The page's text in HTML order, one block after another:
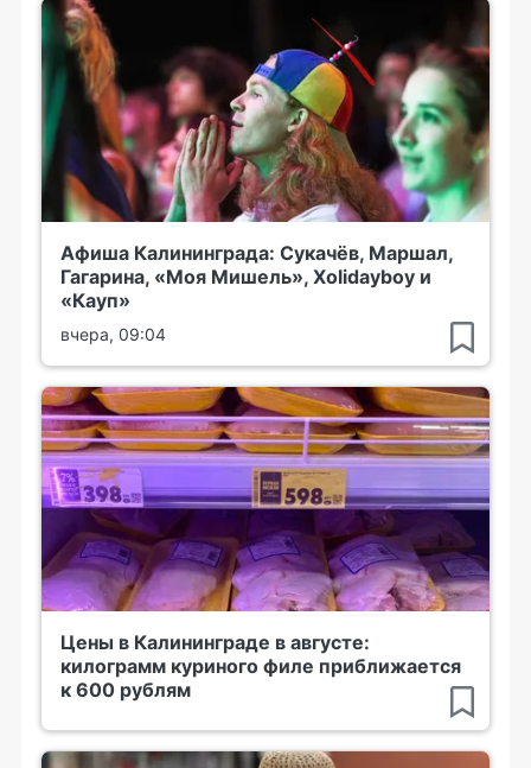
Афиша Калининграда: Сукачёв, Маршал,
Гагарина, «Моя Мишель», Xolidayboy и
«Кауп»
вчера, 09:04
Цены в Калининграде в августе:
килограмм куриного филе приближается
к 600 рублям